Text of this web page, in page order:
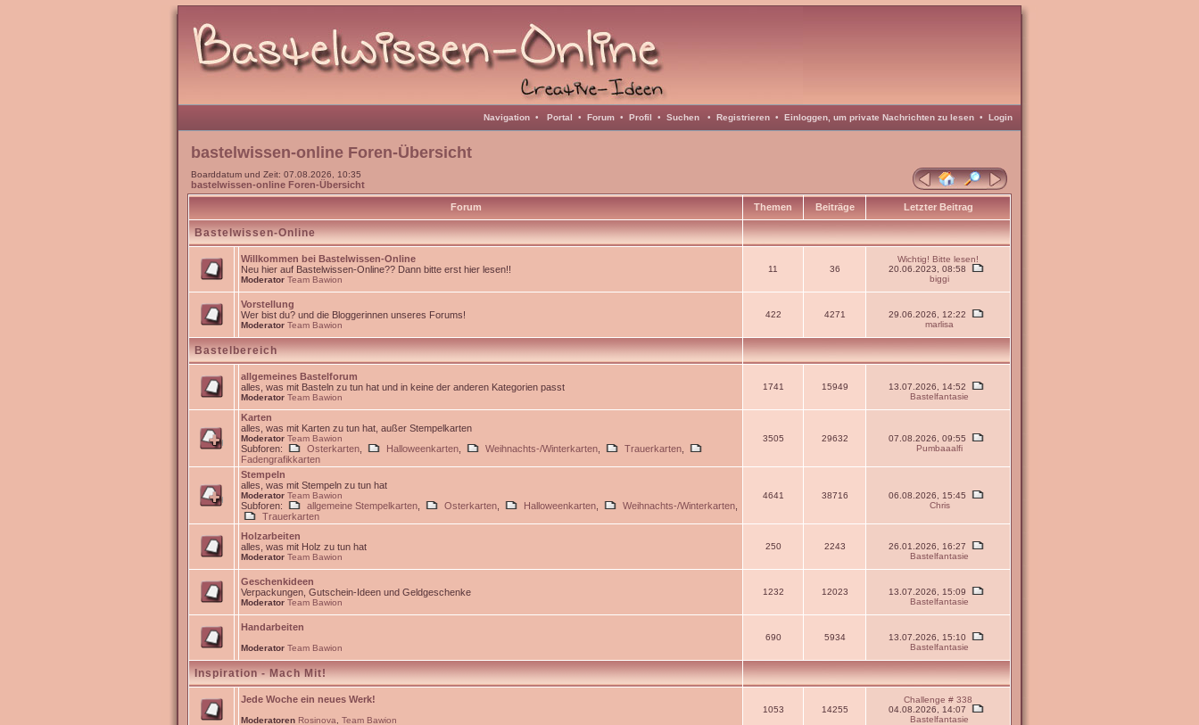
Navigation • Portal • Forum • Profil • Suchen • Registrieren • Einloggen, um private Nachrichten zu lesen • Login
bastelwissen-online Foren-Übersicht
Boarddatum und Zeit: 07.08.2026, 10:35
bastelwissen-online Foren-Übersicht
Forum Themen Beiträge Letzter Beitrag
Bastelwissen-Online
Willkommen bei Bastelwissen-Online
Neu hier auf Bastelwissen-Online?? Dann bitte erst hier lesen!!
Moderator Team Bawion
11 36
Wichtig! Bitte lesen!
20.06.2023, 08:58
biggi
Vorstellung
Wer bist du? und die Bloggerinnen unseres Forums!
Moderator Team Bawion
422 4271
29.06.2026, 12:22
marlisa
Bastelbereich
allgemeines Bastelforum
alles, was mit Basteln zu tun hat und in keine der anderen Kategorien passt
Moderator Team Bawion
1741 15949
13.07.2026, 14:52
Bastelfantasie
Karten
alles, was mit Karten zu tun hat, außer Stempelkarten
Moderator Team Bawion
Subforen: Osterkarten Halloweenkarten Weihnachts-/Winterkarten Trauerkarten
Fadengrafikkarten
3505 29632
07.08.2026, 09:55
Pumbaaalfi
Stempeln
alles, was mit Stempeln zu tun hat
Moderator Team Bawion
Subforen: allgemeine Stempelkarten Osterkarten Halloweenkarten Weihnachts-/Winterkarten
Trauerkarten
4641 38716
06.08.2026, 15:45
Chris
Holzarbeiten
alles, was mit Holz zu tun hat
Moderator Team Bawion
250 2243
26.01.2026, 16:27
Bastelfantasie
Geschenkideen
Verpackungen, Gutschein-Ideen und Geldgeschenke
Moderator Team Bawion
1232 12023
13.07.2026, 15:09
Bastelfantasie
Handarbeiten
Moderator Team Bawion
690 5934
13.07.2026, 15:10
Bastelfantasie
Inspiration - Mach Mit!
Jede Woche ein neues Werk!
Moderatoren Rosinova Team Bawion
1053 14255
Challenge # 338
04.08.2026, 14:07
Bastelfantasie